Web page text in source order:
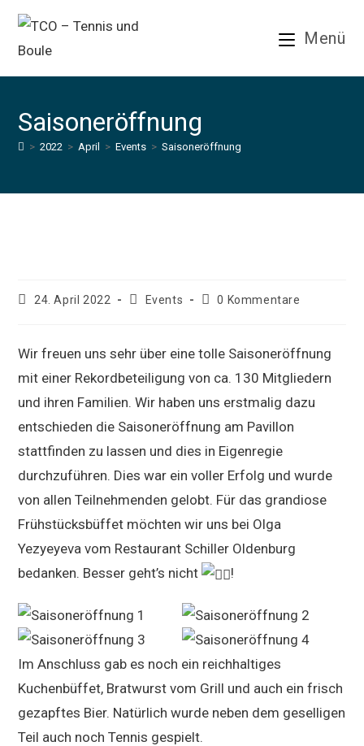
Inhalt
springen
Menü
Saisoneröffnung
> 2022 > April > Events > Saisoneröffnung
Beitrag
24. April 2022
Beitrags-
Events
Beitrags-
0 Kommentare
Wir freuen uns sehr über eine tolle Saisoneröffnung
mit einer Rekordbeteiligung von ca. 130 Mitgliedern
und ihren Familien. Wir haben uns erstmalig dazu
entschieden die Saisoneröffnung am Pavillon
stattfinden zu lassen und dies in Eigenregie
durchzuführen. Dies war ein voller Erfolg und wurde
von allen Teilnehmenden gelobt. Für das grandiose
Frühstücksbüffet möchten wir uns bei Olga
Yezyeyeva vom Restaurant Schiller Oldenburg
bedanken. Besser geht’s nicht
!
Im Anschluss gab es noch ein reichhaltiges
Kuchenbüffet, Bratwurst vom Grill und auch ein frisch
gezapftes Bier. Natürlich wurde neben dem geselligen
Teil auch noch Tennis gespielt.